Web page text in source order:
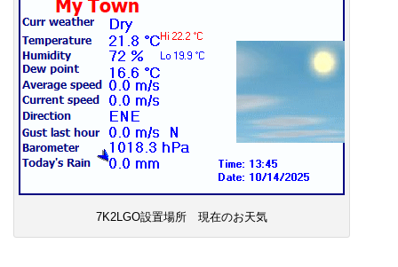
7K2LGO設置場所 現在のお天気